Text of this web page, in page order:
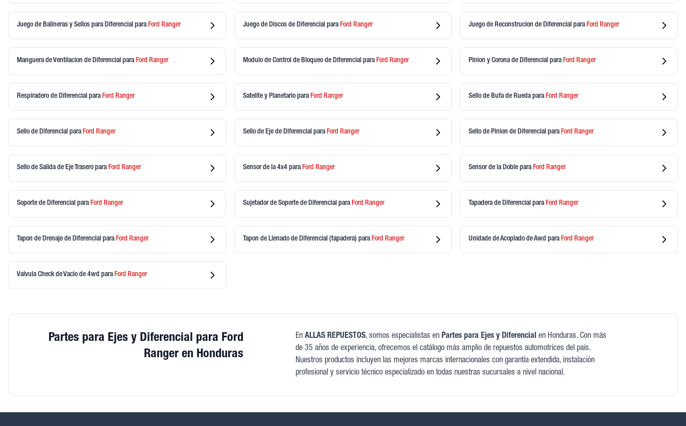
Juego de Balineras y Sellos para Diferencial paraFord Ranger Juego de Discos de Diferencial paraFord Ranger Juego de Reconstrucion de Diferencial paraFord Ranger
Manguera de Ventilacion de Diferencial paraFord Ranger Modulo de Control de Bloqueo de Diferencial paraFord Ranger Pinion y Corona de Diferencial paraFord Ranger
Respiradero de Diferencial paraFord Ranger Satelite y Planetario paraFord Ranger Sello de Bufa de Rueda paraFord Ranger
Sello de Diferencial paraFord Ranger Sello de Eje de Diferencial paraFord Ranger Sello de Pinion de Diferencial paraFord Ranger
Sello de Salida de Eje Trasero paraFord Ranger Sensor de la 4x4 paraFord Ranger Sensor de la Doble paraFord Ranger
Soporte de Diferencial paraFord Ranger Sujetador de Soporte de Diferencial paraFord Ranger Tapadera de Diferencial paraFord Ranger
Tapon de Drenaje de Diferencial paraFord Ranger Tapon de Llenado de Diferencial (tapadera) paraFord Ranger Unidade de Acoplado de Awd paraFord Ranger
Valvula Check de Vacio de 4wd paraFord Ranger
Partes para Ejes y Diferencial para Ford
Ranger en Honduras
En ALLAS REPUESTOS, somos especialistas en Partes para Ejes y Diferencial en Honduras. Con más
de 35 años de experiencia, ofrecemos el catálogo más amplio de repuestos automotrices del país.
Nuestros productos incluyen las mejores marcas internacionales con garantía extendida, instalación
profesional y servicio técnico especializado en todas nuestras sucursales a nivel nacional.